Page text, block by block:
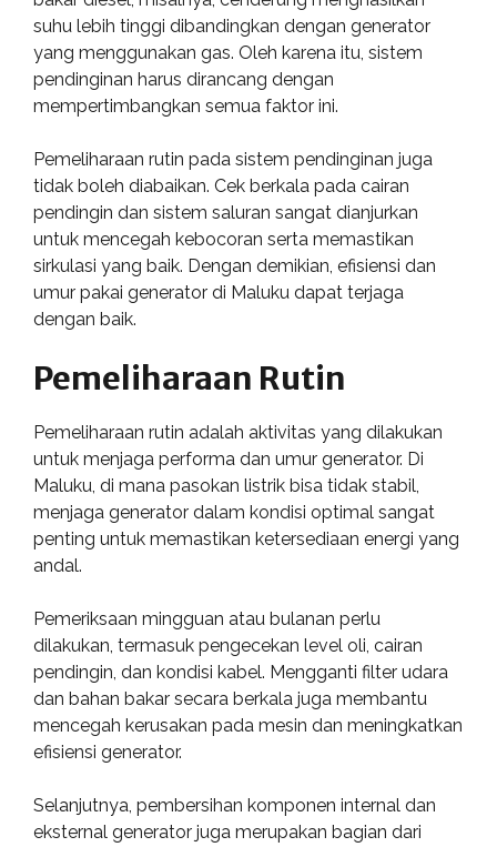
suhu lebih tinggi dibandingkan dengan generator
yang menggunakan gas. Oleh karena itu, sistem
pendinginan harus dirancang dengan
mempertimbangkan semua faktor ini.
Pemeliharaan rutin pada sistem pendinginan juga
tidak boleh diabaikan. Cek berkala pada cairan
pendingin dan sistem saluran sangat dianjurkan
untuk mencegah kebocoran serta memastikan
sirkulasi yang baik. Dengan demikian, efisiensi dan
umur pakai generator di Maluku dapat terjaga
dengan baik.
Pemeliharaan Rutin
Pemeliharaan rutin adalah aktivitas yang dilakukan
untuk menjaga performa dan umur generator. Di
Maluku, di mana pasokan listrik bisa tidak stabil,
menjaga generator dalam kondisi optimal sangat
penting untuk memastikan ketersediaan energi yang
andal.
Pemeriksaan mingguan atau bulanan perlu
dilakukan, termasuk pengecekan level oli, cairan
pendingin, dan kondisi kabel. Mengganti filter udara
dan bahan bakar secara berkala juga membantu
mencegah kerusakan pada mesin dan meningkatkan
efisiensi generator.
Selanjutnya, pembersihan komponen internal dan
eksternal generator juga merupakan bagian dari